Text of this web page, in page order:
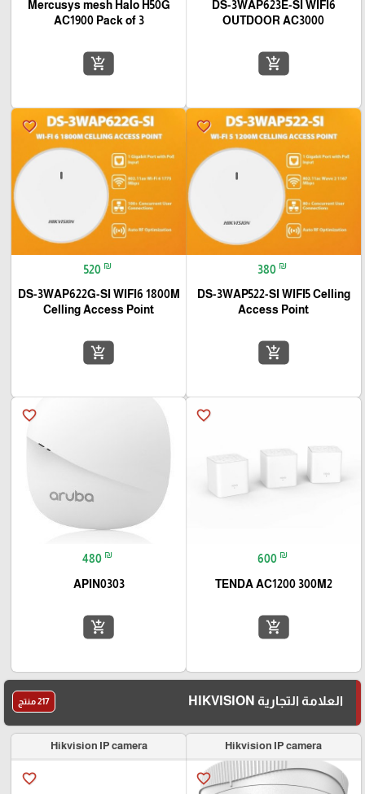
DS-3WAP623E-SI WIFI6
OUTDOOR AC3000
add_shopping_cart
Mercusys mesh Halo H50G
AC1900 Pack of 3
add_shopping_cart
favorite_border
380 ₪
DS-3WAP522-SI WIFI5 Celling
Access Point
add_shopping_cart
favorite_border
520 ₪
DS-3WAP622G-SI WIFI6 1800M
Celling Access Point
add_shopping_cart
favorite_border
600 ₪
TENDA AC1200 300M2
add_shopping_cart
favorite_border
480 ₪
APIN0303
add_shopping_cart
العلامة التجارية HIKVISION 217 منتج
Hikvision IP camera
favorite_border
Hikvision IP camera
favorite_border